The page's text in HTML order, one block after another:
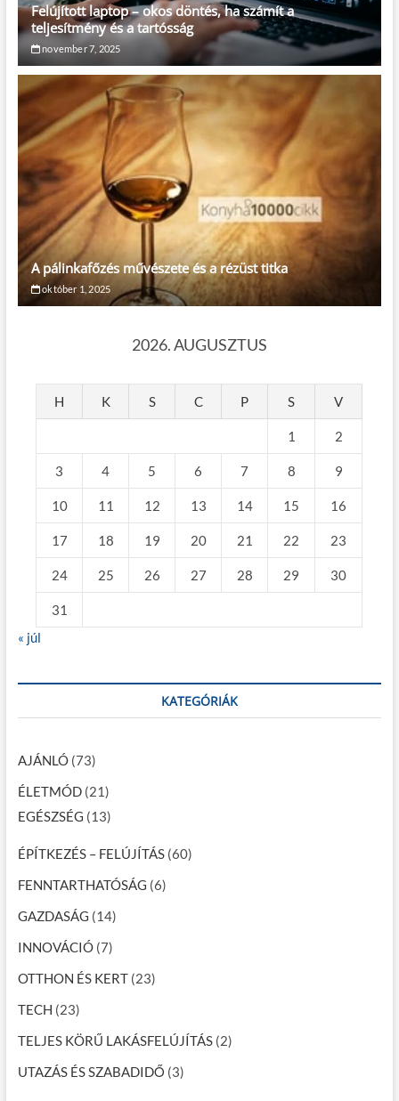
Felújított laptop – okos döntés, ha számít a
teljesítmény és a tartósság
november 7, 2025
A pálinkafőzés művészete és a rézüst titka
október 1, 2025
2026. AUGUSZTUS
H K S C P S V
1 2
3 4 5 6 7 8 9
10 11 12 13 14 15 16
17 18 19 20 21 22 23
24 25 26 27 28 29 30
31
« júl
KATEGÓRIÁK
AJÁNLÓ(73)
ÉLETMÓD(21)
EGÉSZSÉG (13)
ÉPÍTKEZÉS – FELÚJÍTÁS(60)
FENNTARTHATÓSÁG (6)
GAZDASÁG (14)
INNOVÁCIÓ(7)
OTTHON ÉS KERT(23)
TECH (23)
TELJES KÖRŰ LAKÁSFELÚJÍTÁS(2)
UTAZÁS ÉS SZABADIDŐ (3)